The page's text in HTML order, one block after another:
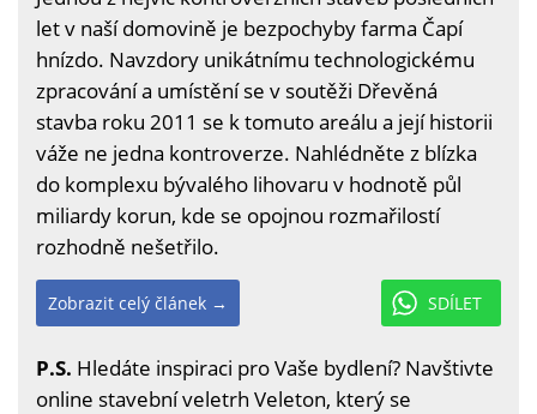
let v naší domovině je bezpochyby farma Čapí
hnízdo. Navzdory unikátnímu technologickému
zpracování a umístění se v soutěži Dřevěná
stavba roku 2011 se k tomuto areálu a její historii
váže ne jedna kontroverze. Nahlédněte z blízka
do komplexu bývalého lihovaru v hodnotě půl
miliardy korun, kde se opojnou rozmařilostí
rozhodně nešetřilo.
SDÍLET
Zobrazit celý článek →
P.S. Hledáte inspiraci pro Vaše bydlení? Navštivte
online stavební veletrh Veleton, který se